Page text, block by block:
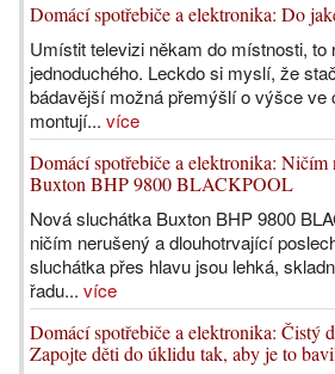
Domácí spotřebiče a elektronika: Do
Umístit televizi někam do místnosti, to
jednoduchého. Leckdo si myslí, že
bádavější možná přemýšlí o výšce ve
montují... více
Domácí spotřebiče a elektronika: Ničím
Buxton BHP 9800 BLACKPOOL
Nová sluchátka Buxton BHP 9800
ničím nerušený a dlouhotrvající
sluchátka přes hlavu jsou lehká,
řadu... více
Domácí spotřebiče a elektronika: Čistý
Zapojte děti do úklidu tak, aby je to